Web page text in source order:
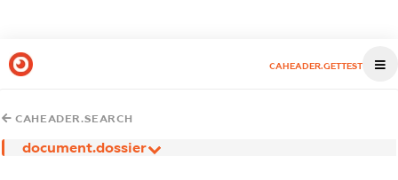
CAHEADER.GETTEST
CAHEADER.SEARCH
document.dossier